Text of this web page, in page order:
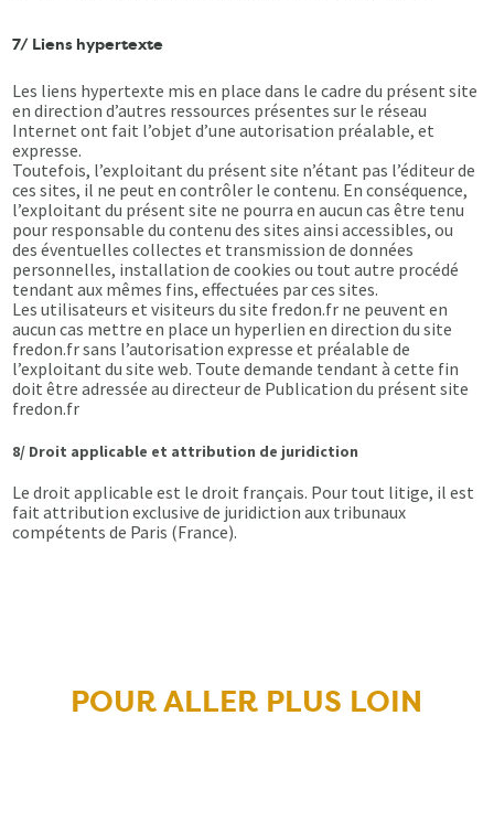
7/ Liens hypertexte
Les liens hypertexte mis en place dans le cadre du présent site
en direction d’autres ressources présentes sur le réseau
Internet ont fait l’objet d’une autorisation préalable, et
expresse.
Toutefois, l’exploitant du présent site n’étant pas l’éditeur de
ces sites, il ne peut en contrôler le contenu. En conséquence,
l’exploitant du présent site ne pourra en aucun cas être tenu
pour responsable du contenu des sites ainsi accessibles, ou
des éventuelles collectes et transmission de données
personnelles, installation de cookies ou tout autre procédé
tendant aux mêmes fins, effectuées par ces sites.
Les utilisateurs et visiteurs du site fredon.fr ne peuvent en
aucun cas mettre en place un hyperlien en direction du site
fredon.fr sans l’autorisation expresse et préalable de
l’exploitant du site web. Toute demande tendant à cette fin
doit être adressée au directeur de Publication du présent site
fredon.fr
8/ Droit applicable et attribution de juridiction
Le droit applicable est le droit français. Pour tout litige, il est
fait attribution exclusive de juridiction aux tribunaux
compétents de Paris (France).
POUR ALLER PLUS LOIN